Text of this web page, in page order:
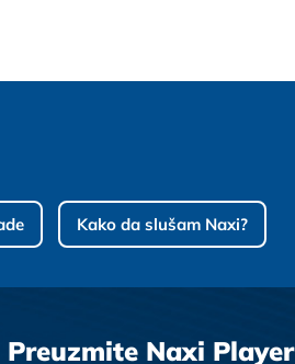
Kako da slušam Naxi?
Preuzmite Naxi Player